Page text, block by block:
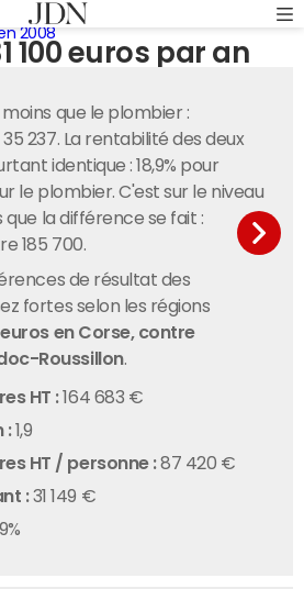
100 euros par an
2008
que le plombier :
237. La rentabilité des deux
identique : 18,9% pour
le plombier. C'est sur le niveau
la différence se fait :
185 700.
de résultat des
fortes selon les régions
euros en Corse, contre
Roussillon.
HT :164 683 €
:1,9
HT / personne :87 420 €
:31 149 €